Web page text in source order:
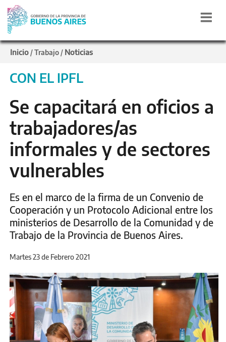
Inicio /Trabajo / Noticias
CON EL IPFL
Se capacitará en oficios a
trabajadores/as
informales y de sectores
vulnerables
Es en el marco de la firma de un Convenio de
Cooperación y un Protocolo Adicional entre los
ministerios de Desarrollo de la Comunidad y de
Trabajo de la Provincia de Buenos Aires.
Martes 23 de Febrero 2021